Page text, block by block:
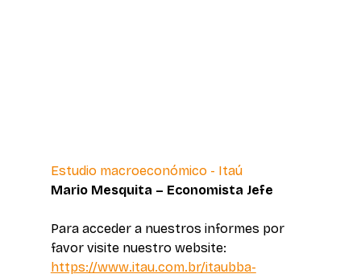
Estudio macroeconómico - Itaú
Mario Mesquita – Economista Jefe
Para acceder a nuestros informes por
favor visite nuestro website:
https://www.itau.com.br/itaubba-